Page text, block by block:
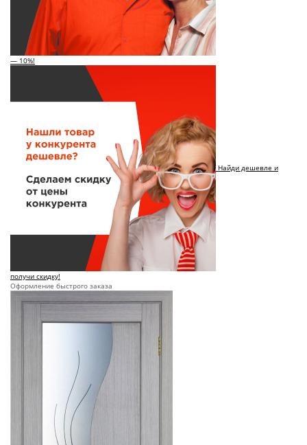
— 10%!
Найди дешевле и
получи скидку!
Оформление быстрого заказа